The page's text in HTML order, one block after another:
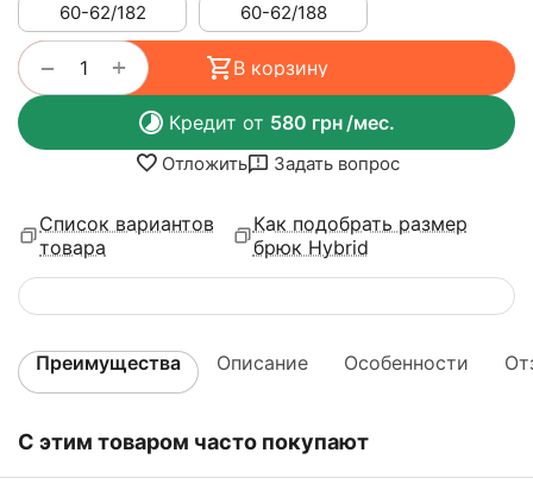
60-62/182 60-62/188
+
− В корзину
Кредит от 580 грн/мес.
Отложить Задать вопрос
Список вариантов
товара
Как подобрать размер
брюк Hybrid
Преимущества Описание Особенности
С этим товаром часто покупают